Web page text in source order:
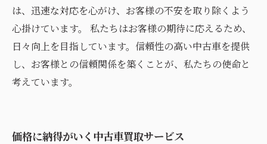
は、迅速な対応を心がけ、お客様の不安を取り除くよう
心掛けています。 私たちはお客様の期待に応えるため、
日々向上を目指しています。信頼性の高い中古車を提供
し、お客様との信頼関係を築くことが、私たちの使命と
考えています。
価格に納得がいく中古車買取サービス